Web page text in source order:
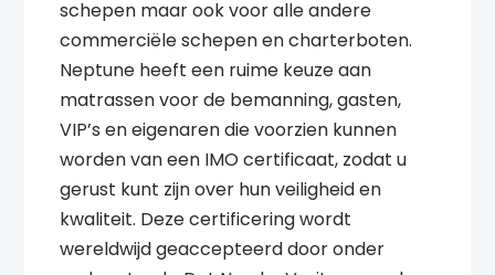
schepen maar ook voor alle andere
commerciële schepen en charterboten.
Neptune heeft een ruime keuze aan
matrassen voor de bemanning, gasten,
VIP’s en eigenaren die voorzien kunnen
worden van een IMO certificaat, zodat u
gerust kunt zijn over hun veiligheid en
kwaliteit. Deze certificering wordt
wereldwijd geaccepteerd door onder